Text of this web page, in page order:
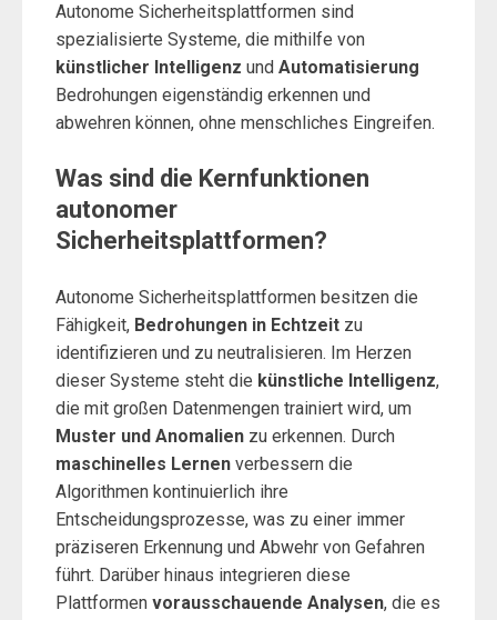
Autonome Sicherheitsplattformen sind
spezialisierte Systeme, die mithilfe von
künstlicher Intelligenz und Automatisierung
Bedrohungen eigenständig erkennen und
abwehren können, ohne menschliches Eingreifen.
Was sind die Kernfunktionen
autonomer
Sicherheitsplattformen?
Autonome Sicherheitsplattformen besitzen die
Fähigkeit, Bedrohungen in Echtzeit zu
identifizieren und zu neutralisieren. Im Herzen
dieser Systeme steht die künstliche Intelligenz,
die mit großen Datenmengen trainiert wird, um
Muster und Anomalien zu erkennen. Durch
maschinelles Lernen verbessern die
Algorithmen kontinuierlich ihre
Entscheidungsprozesse, was zu einer immer
präziseren Erkennung und Abwehr von Gefahren
führt. Darüber hinaus integrieren diese
Plattformen vorausschauende Analysen, die es